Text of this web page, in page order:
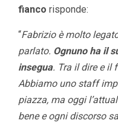
fianco risponde:
“Fabrizio è molto
parlato. Ognuno ha il
insegua. Tra il dire e il
Abbiamo uno staff
piazza, ma oggi
bene e ogni discorso